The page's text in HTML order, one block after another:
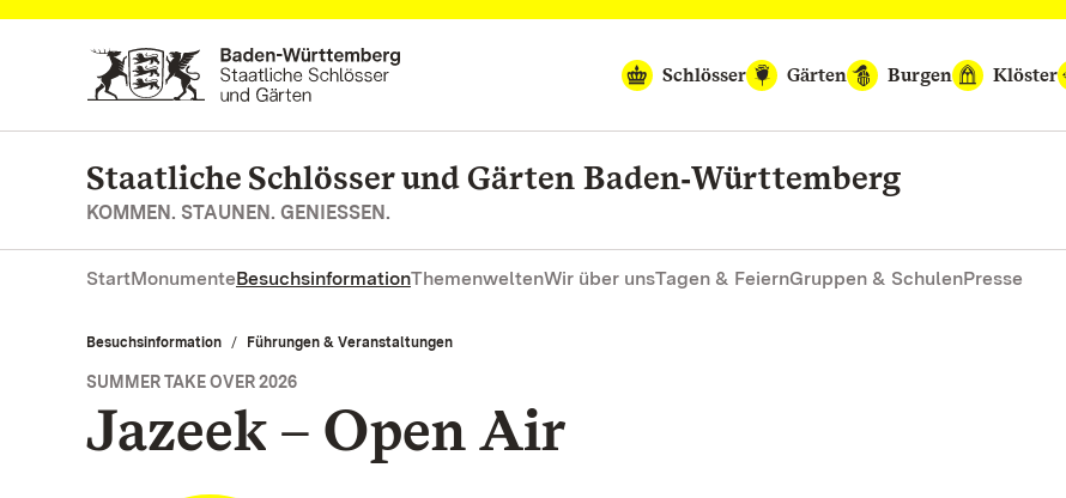
Zum Hauptinhalt springen
Schlösser
Gärten Burgen Klöster
Staatliche Schlösser und Gärten Baden‑Württemberg
KOMMEN. STAUNEN. GENIESSEN.
StartMonumenteBesuchsinformationThemenweltenWir über unsTagen & FeiernGruppen & SchulenPresse
Besuchsinformation Führungen & Veranstaltungen
SUMMER TAKE OVER 2026
Jazeek – Open Air